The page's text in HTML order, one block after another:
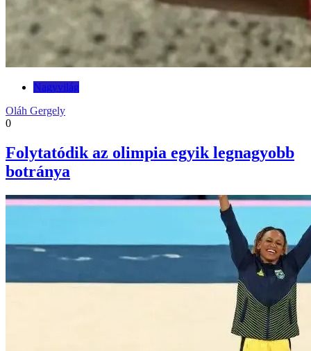
Nagyvilág
Oláh Gergely
0
Folytatódik az olimpia egyik legnagyobb
botránya